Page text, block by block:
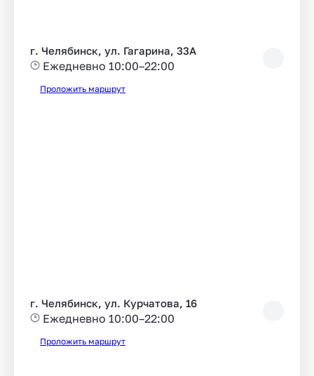
г. Челябинск, ул. Гагарина, 33А
Ежедневно 10:00–22:00
Проложить маршрут
г. Челябинск, ул. Курчатова, 16
Ежедневно 10:00–22:00
Проложить маршрут